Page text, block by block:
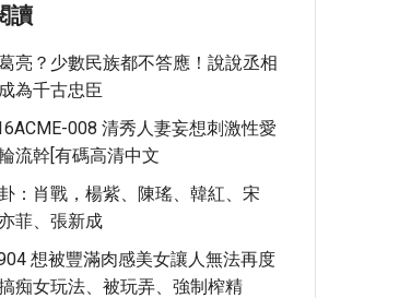
讀
亮？少數民族都不答應！說說丞相
為千古忠臣
008 清秀人妻妄想刺激性愛
流幹[有碼高清中文
：肖戰，楊紫、陳瑤、韓紅、宋
菲、張新成
想被豐滿肉感美女讓人無法再度
痴女玩法、被玩弄、強制榨精